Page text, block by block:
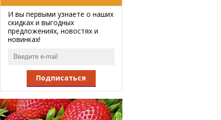
И вы первыми узнаете о наших
скидках и выгодных
предложениях, новостях и
новинках!
Подписаться